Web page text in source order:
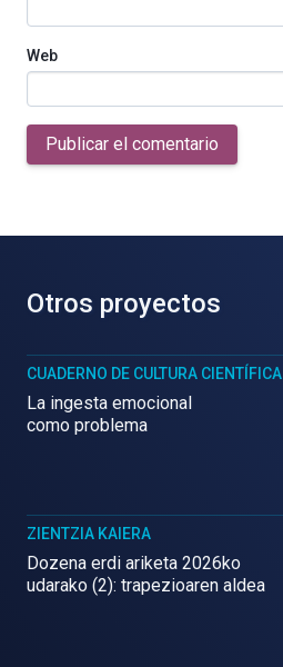
Web
Publicar el comentario
Otros proyectos
CUADERNO DE CULTURA CIENTÍFICA
La ingesta emocional
como problema
ZIENTZIA KAIERA
Dozena erdi ariketa 2026ko
udarako (2): trapezioaren aldea